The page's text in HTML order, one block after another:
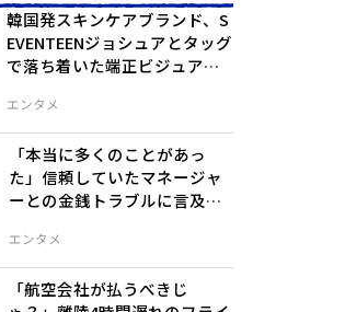
エンタメ
韓国発スキンケアブランド、S
EVENTEENジョシュアとタッグ
で落ち着いた端正ビジュアル
エンタメ
「本当に多くのことがあっ
た」信頼していたマネージャ
ーとの金銭トラブルに言及…
「航空会社が払うべきじ